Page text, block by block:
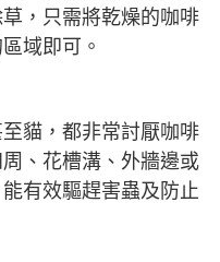
，只需將乾燥的咖啡
域即可。
貓，都非常討厭咖啡
、花槽溝、外牆邊或
有效驅趕害蟲及防止